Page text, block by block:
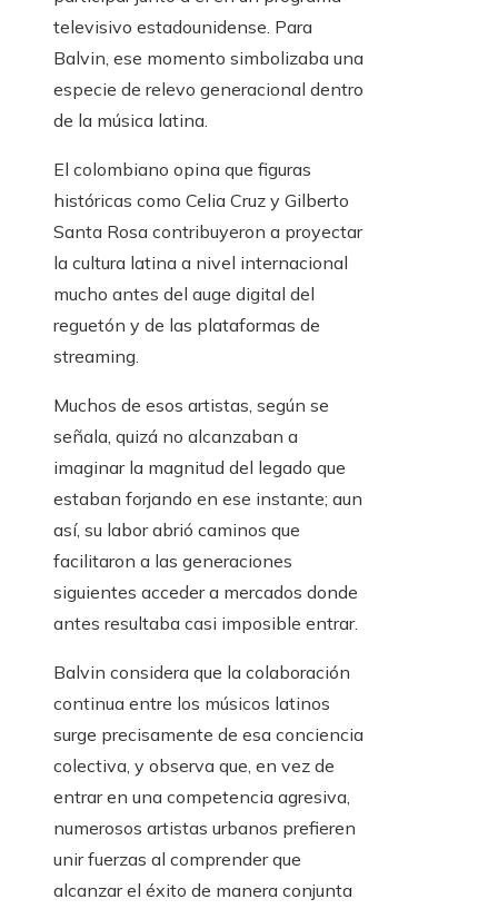
televisivo estadounidense. Para
Balvin, ese momento simbolizaba una
especie de relevo generacional dentro
de la música latina.
El colombiano opina que figuras
históricas como Celia Cruz y Gilberto
Santa Rosa contribuyeron a proyectar
la cultura latina a nivel internacional
mucho antes del auge digital del
reguetón y de las plataformas de
streaming.
Muchos de esos artistas, según se
señala, quizá no alcanzaban a
imaginar la magnitud del legado que
estaban forjando en ese instante; aun
así, su labor abrió caminos que
facilitaron a las generaciones
siguientes acceder a mercados donde
antes resultaba casi imposible entrar.
Balvin considera que la colaboración
continua entre los músicos latinos
surge precisamente de esa conciencia
colectiva, y observa que, en vez de
entrar en una competencia agresiva,
numerosos artistas urbanos prefieren
unir fuerzas al comprender que
alcanzar el éxito de manera conjunta